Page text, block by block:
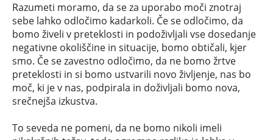
Razumeti moramo, da se za uporabo moči znotraj
sebe lahko odločimo kadarkoli. Če se odločimo, da
bomo živeli v preteklosti in podoživljali vse dosedanje
negativne okoliščine in situacije, bomo obtičali, kjer
smo. Če se zavestno odločimo, da ne bomo žrtve
preteklosti in si bomo ustvarili novo življenje, nas bo
moč, ki je v nas, podpirala in doživljali bomo nova,
srečnejša izkustva.
To seveda ne pomeni, da ne bomo nikoli imeli